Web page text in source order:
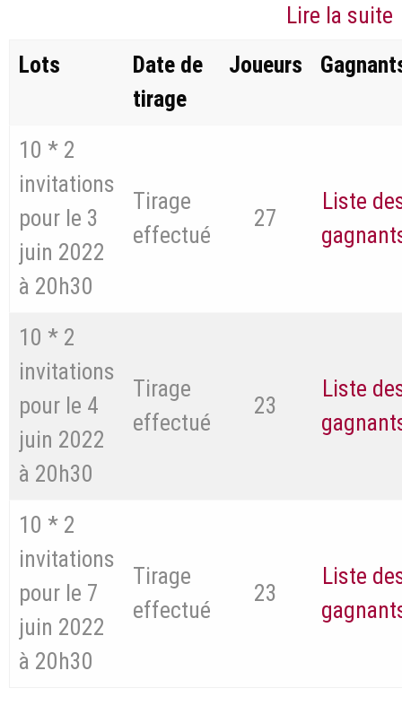
Lire la suite
Lots
Date de
tirage
Joueurs
10 * 2
invitations
pour le 3
juin 2022
à 20h30
Tirage
effectué
27
Liste
10 * 2
invitations
pour le 4
juin 2022
à 20h30
Tirage
effectué
23
Liste
10 * 2
invitations
pour le 7
juin 2022
à 20h30
Tirage
effectué
23
Liste